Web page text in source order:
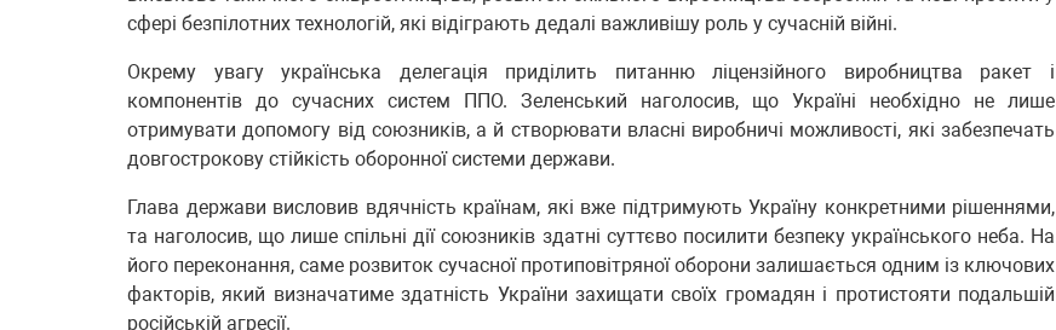
сфері безпілотних технологій, які відіграють дедалі важливішу роль у сучасній війні.
Окрему увагу українська делегація приділить питанню ліцензійного виробництва ракет і
компонентів до сучасних систем ППО. Зеленський наголосив, що Україні необхідно не лише
отримувати допомогу від союзників, а й створювати власні виробничі можливості, які забезпечать
довгострокову стійкість оборонної системи держави.
Глава держави висловив вдячність країнам, які вже підтримують Україну конкретними рішеннями,
та наголосив, що лише спільні дії союзників здатні суттєво посилити безпеку українського неба. На
його переконання, саме розвиток сучасної протиповітряної оборони залишається одним із ключових
факторів, який визначатиме здатність України захищати своїх громадян і протистояти подальшій
російській агресії.